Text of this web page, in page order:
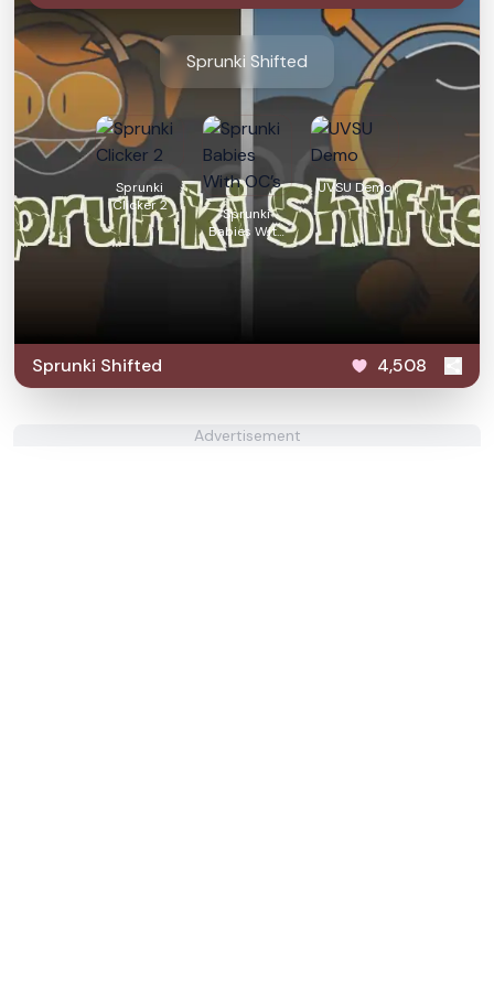
Sprunki Shifted
Sprunki
Clicker 2
Sprunki
Babies With
OC’s
UVSU Demo
Sprunki Shifted 4,508
Advertisement